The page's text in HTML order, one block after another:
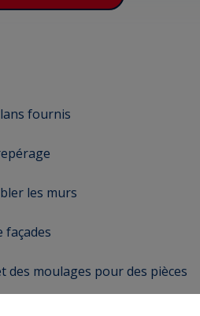
fournis
les murs
façades
des moulages pour des pièces